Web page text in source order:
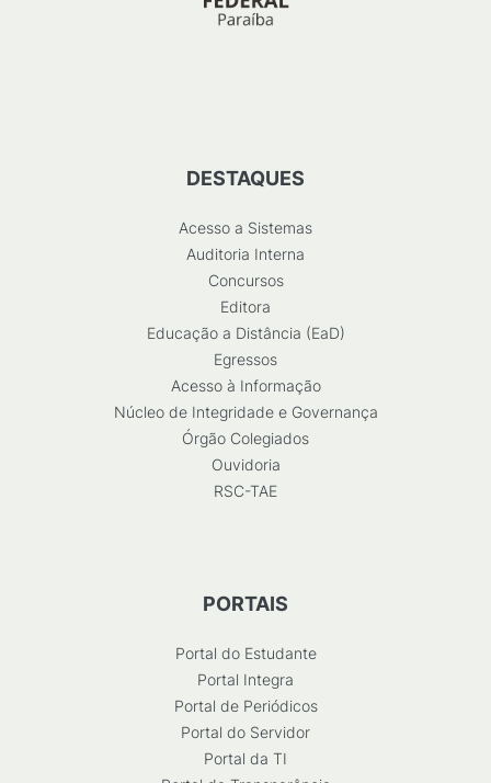
DESTAQUES
Acesso a Sistemas
Auditoria Interna
Concursos
Editora
Educação a Distância (EaD)
Egressos
Acesso à Informação
Núcleo de Integridade e Governança
Órgão Colegiados
Ouvidoria
RSC-TAE
PORTAIS
Portal do Estudante
Portal Integra
Portal de Periódicos
Portal do Servidor
Portal da TI